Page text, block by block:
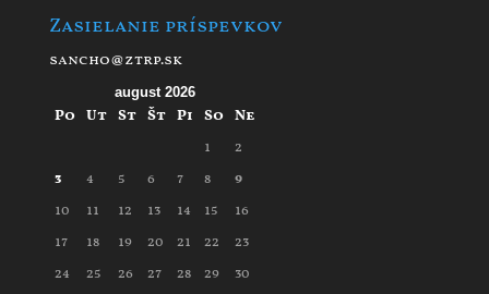
Zasielanie príspevkov
sancho@ztrp.sk
august 2026
Po Ut St Št Pi So Ne
1
2
3
4 5 6 7 8
9
10
11 12 13 14 15
16
17
18 19 20 21 22
23
24
25 26 27 28 29
30